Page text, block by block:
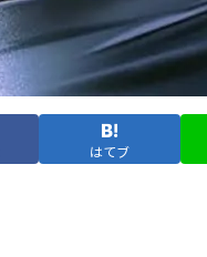
はてブ